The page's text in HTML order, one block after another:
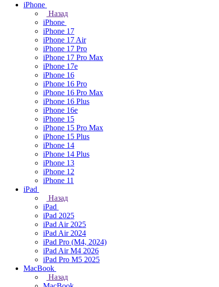
iPhone
Назад
iPhone
iPhone 17
iPhone 17 Air
iPhone 17 Pro
iPhone 17 Pro Max
iPhone 17e
iPhone 16
iPhone 16 Pro
iPhone 16 Pro Max
iPhone 16 Plus
iPhone 16e
iPhone 15
iPhone 15 Pro Max
iPhone 15 Plus
iPhone 14
iPhone 14 Plus
iPhone 13
iPhone 12
iPhone 11
iPad
Назад
iPad
iPad 2025
iPad Air 2025
iPad Air 2024
iPad Pro (M4, 2024)
iPad Air M4 2026
iPad Pro M5 2025
MacBook
Назад